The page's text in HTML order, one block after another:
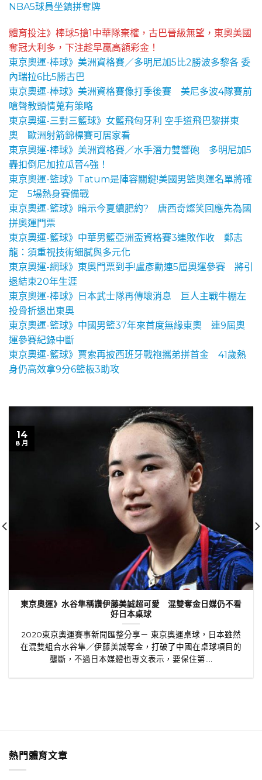
NBA5球員坐鎮拼奪牌
體育投注》棒球5搶1中華隊棄權，古巴晉級無望，東奧美國
奪冠大利多，下注趁早贏高額彩金！
東京奧運-棒球》美洲資格賽／多明尼加5比2勝波多黎各 委
內瑞拉6比5勝古巴
東京奧運-棒球》美洲資格賽像打季後賽 美尼多波4隊賽前
嗆聲教頭情蒐有策略
東京奧運-三對三籃球》女籃飛匈牙利 空手道飛巴黎拼東
奧 歐洲射箭錦標賽可居家看
東京奧運-棒球》美洲資格賽／水手潛力雙響砲 多明尼加5
轟扣倒尼加拉瓜晉4強！
東京奧運-籃球》Tatum是陣容關鍵!美國男籃奧運名單將確
定 5場熱身賽備戰
東京奧運-籃球》暗示今夏續肥約? 唐西奇燦笑回應先為國
拼奧運門票
東京奧運-籃球》中華男籃亞洲盃資格賽3連敗作收 鄭志
龍：須重視技術細膩與多元化
東京奧運-網球》東奧門票到手!盧彥勳連5屆奧運參賽 將引
退結束20年生涯
東京奧運-棒球》日本武士隊再傳壞消息 巨人主戰牛棚左
投骨折退出東奧
東京奧運-籃球》中國男籃37年來首度無緣東奧 連9屆奧
運參賽紀錄中斷
東京奧運-籃球》賈索再披西班牙戰袍攜弟拼首金 41歲熱
身仍高效拿9分6籃板3助攻
東京奧運》水谷隼稱讚伊藤美誠超可愛 混雙奪金日媒仍不看
好日本桌球
2020東京奧運賽事新聞匯整分享－ 東京奧運桌球，日本雖然
在混雙組合水谷隼／伊藤美誠奪金，打破了中國在桌球項目的
壟斷，不過日本媒體也專文表示，要保住第....
14
8 月
熱門體育文章